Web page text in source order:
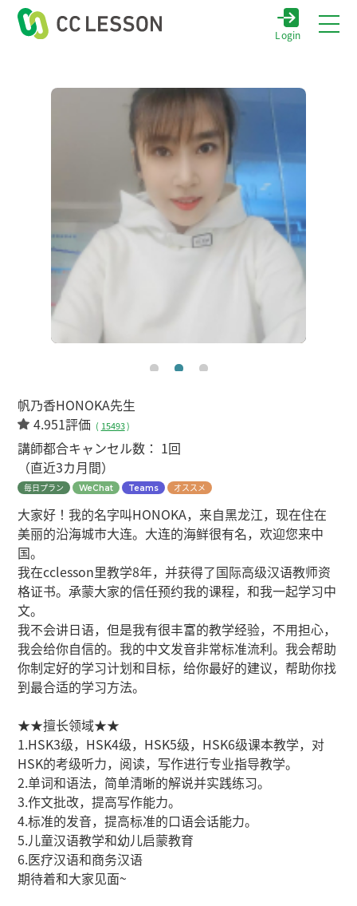
Login
帆乃香HONOKA先生
4.951評価 ( 15493)
講師都合キャンセル数： 1回
（直近3カ月間）
毎日プラン WeChat Teams オススメ
大家好！我的名字叫HONOKA，来自黑龙江，现在住在
美丽的沿海城市大连。大连的海鲜很有名，欢迎您来中
国。
我在cclesson里教学8年，并获得了国际高级汉语教师资
格证书。承蒙大家的信任预约我的课程，和我一起学习中
文。
我不会讲日语，但是我有很丰富的教学经验，不用担心，
我会给你自信的。我的中文发音非常标准流利。我会帮助
你制定好的学习计划和目标，给你最好的建议，帮助你找
到最合适的学习方法。
★★擅长领域★★
1.HSK3级，HSK4级，HSK5级，HSK6级课本教学，对
HSK的考级听力，阅读，写作进行专业指导教学。
2.单词和语法，简单清晰的解说并实践练习。
3.作文批改，提高写作能力。
4.标准的发音，提高标准的口语会话能力。
5.儿童汉语教学和幼儿启蒙教育
6.医疗汉语和商务汉语
期待着和大家见面~